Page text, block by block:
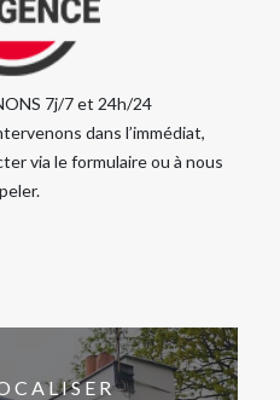
7j/7 et 24h/24
dans l’immédiat,
via le formulaire ou à nous